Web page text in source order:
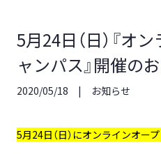
5月24日（日）『オ
ャンパス』開催の
2020/05/18 お知らせ
5月24日（日）にオンラインオー